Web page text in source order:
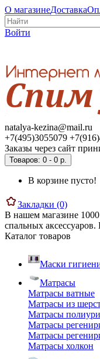
О магазинеДоставка
Войти
natalya-kezina@mail.ru
+7(495)3055079
Заказы через сайт
Товаров: 0 - 0 р.
В корзине пусто!
Закладки (0)
В нашем магазине 1000
спальных
Каталог товаров
Маски
Матрасы
Матрасы ватные
Матрасы из
Матрасы
Матрасы
Матрасы
Матрасы холкон